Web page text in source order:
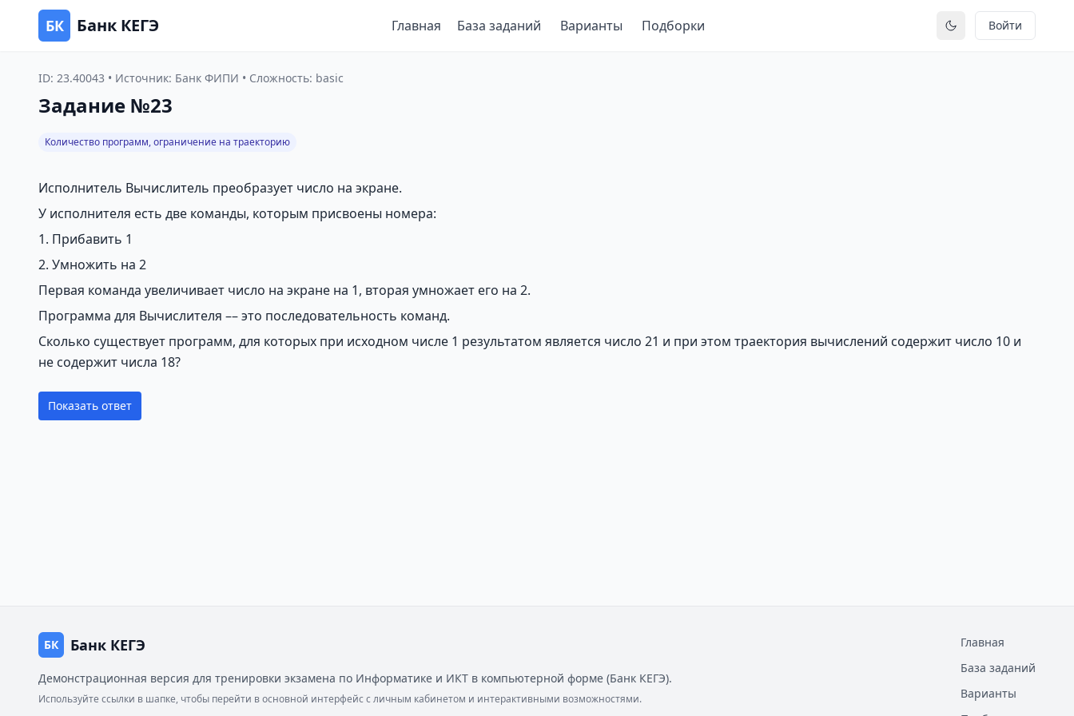
БК Банк КЕГЭ Главная База заданий Варианты Подборки Переключить тему
Войти
ID: 23.40043 • Источник: Банк ФИПИ • Сложность: basic
Задание №23
Количество программ, ограничение на траекторию
Исполнитель Вычислитель преобразует число на экране.
У исполнителя есть две команды, которым присвоены номера:
1. Прибавить 1
2. Умножить на 2
Первая команда увеличивает число на экране на 1, вторая умножает его на 2.
Программа для Вычислителя –– это последовательность команд.
Сколько существует программ, для которых при исходном числе 1 результатом является число 21 и при этом траектория вычислений содержит число 10 и
не содержит числа 18?
Показать ответ
БК Банк КЕГЭ
Демонстрационная версия для тренировки экзамена по Информатике и ИКТ в компьютерной форме (Банк КЕГЭ).
Используйте ссылки в шапке, чтобы перейти в основной интерфейс с личным кабинетом и интерактивными возможностями.
Главная
База заданий
Варианты